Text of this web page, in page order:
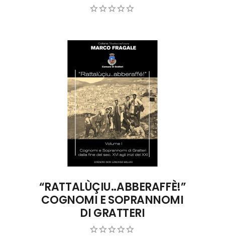
CONTATTA L'AUTORE
“RATTALÙÇIU..ABBERAFFÈ!”
COGNOMI E SOPRANNOMI
DI GRATTERI